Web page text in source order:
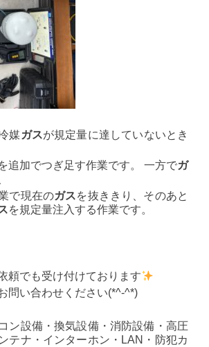
媒 ガスが規定量に達していないとき
追加でつぎ足す作業です。 一方でガ
で現在のガスを抜ききり、そのあと
を規定量注入する作業です。
頼でも受け付けております
問い合わせください(*^-^*)
ン設備・換気設備・消防設備・高圧
テナ・インターホン・LAN・防犯カ